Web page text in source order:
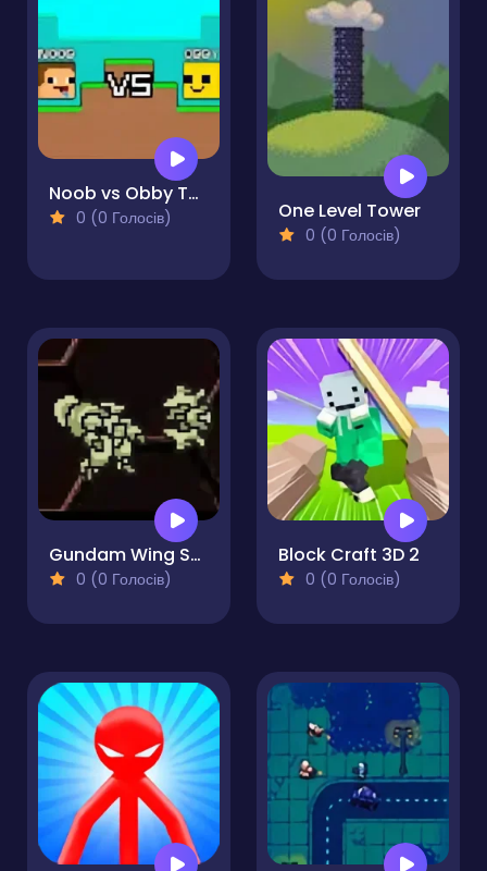
Noob vs Obby Two-Player
0 (0 Голосів) One Level Tower
0 (0 Голосів)
Gundam Wing Space Emperor
0 (0 Голосів)
Block Craft 3D 2
0 (0 Голосів)